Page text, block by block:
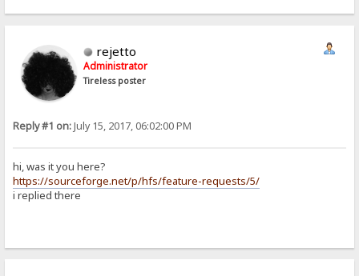
rejetto
Administrator
Tireless poster
Reply #1 on:July 15, 2017, 06:02:00 PM
hi, was it you here?
https://sourceforge.net/p/hfs/feature-requests/5/
i replied there